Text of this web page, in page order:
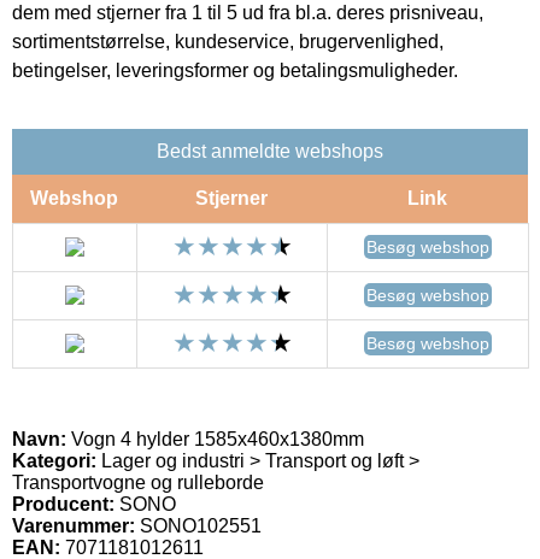
dem med stjerner fra 1 til 5 ud fra bl.a. deres prisniveau,
sortimentstørrelse, kundeservice, brugervenlighed,
betingelser, leveringsformer og betalingsmuligheder.
Bedst anmeldte webshops
Webshop Stjerner Link
Besøg webshop
Besøg webshop
Besøg webshop
Navn: Vogn 4 hylder 1585x460x1380mm
Kategori: Lager og industri > Transport og løft >
Transportvogne og rulleborde
Producent: SONO
Varenummer: SONO102551
EAN: 7071181012611